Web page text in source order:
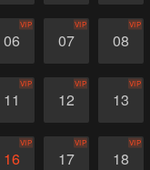
06
VIP
07
VIP
08
VIP
11
VIP
12
VIP
13
VIP
16
VIP
17
VIP
18
VIP